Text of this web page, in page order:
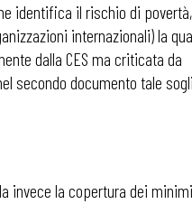
identifica il rischio di
internazionali) la
dalla CES ma criticata da
secondo documento tale
invece la copertura dei